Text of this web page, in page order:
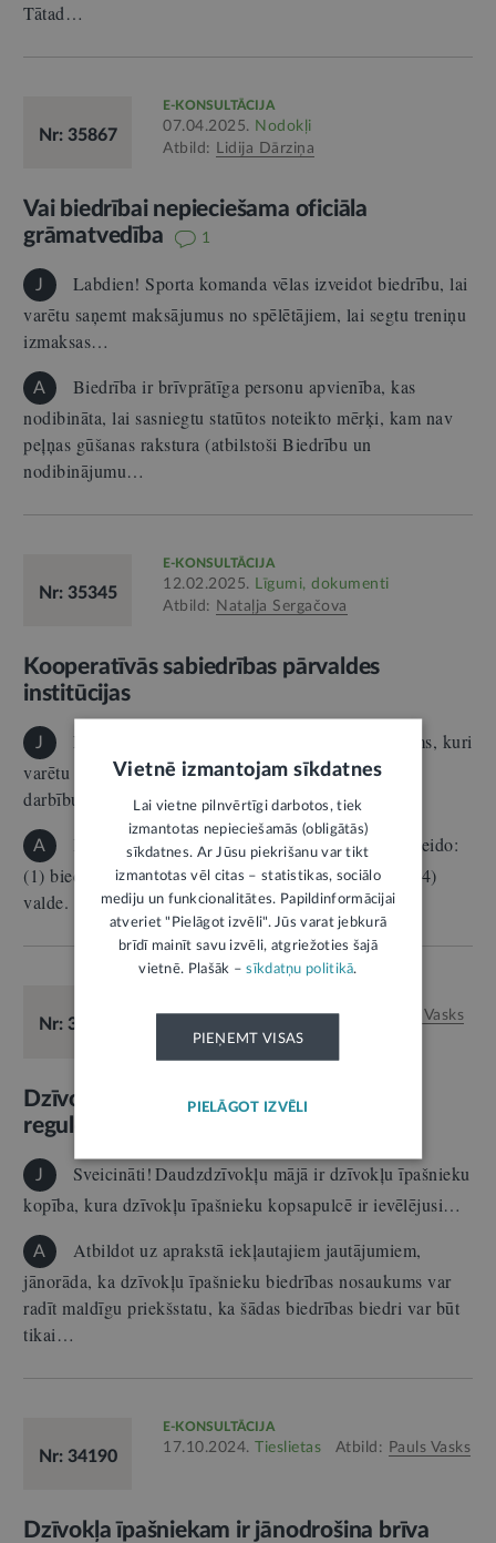
Tātad…
Nr: 35867
E-KONSULTĀCIJA
07.04.2025. Nodokļi
Atbild: Lidija Dārziņa
Vai biedrībai nepieciešama oficiāla
grāmatvedība
1
J
Labdien! Sporta komanda vēlas izveidot biedrību, lai
varētu saņemt maksājumus no spēlētājiem, lai segtu treniņu
izmaksas…
A
Biedrība ir brīvprātīga personu apvienība, kas
nodibināta, lai sasniegtu statūtos noteikto mērķi, kam nav
peļņas gūšanas rakstura (atbilstoši Biedrību un
nodibinājumu…
Nr: 35345
E-KONSULTĀCIJA
12.02.2025. Līgumi, dokumenti
Atbild: Nataļja Sergačova
Kooperatīvās sabiedrības pārvaldes
institūcijas
J
Labdien! Garāžu kooperatīvā ir cilvēku trūkums, kuri
varētu nodrošināt sabiedrības pārvaldes institūcijas
darbību…
A
Kooperatīvajā sabiedrībā pārvaldes struktūru veido:
(1) biedru kopsapulce, (2) revidents, (3) padome un (4)
valde. (1) Attiecībā…
Nr: 34500 26.11.2024.Mājoklis Atbild: Pauls Vasks
Dzīvokļu īpašnieku biedrības tiesiskais
regulējums
J
Sveicināti! Daudzdzīvokļu mājā ir dzīvokļu īpašnieku
kopība, kura dzīvokļu īpašnieku kopsapulcē ir ievēlējusi…
A
Atbildot uz aprakstā iekļautajiem jautājumiem,
jānorāda, ka dzīvokļu īpašnieku biedrības nosaukums var
radīt maldīgu priekšstatu, ka šādas biedrības biedri var būt
tikai…
Nr: 34190
E-KONSULTĀCIJA
17.10.2024. Tieslietas Atbild: Pauls Vasks
Dzīvokļa īpašniekam ir jānodrošina brīva
Vietnē izmantojam sīkdatnes
Lai vietne pilnvērtīgi darbotos, tiek
izmantotas nepieciešamās (obligātās)
sīkdatnes. Ar Jūsu piekrišanu var tikt
izmantotas vēl citas – statistikas, sociālo
mediju un funkcionalitātes. Papildinformācijai
atveriet "Pielāgot izvēli". Jūs varat jebkurā
brīdī mainīt savu izvēli, atgriežoties šajā
vietnē. Plašāk –sīkdatņu politikā.
PIEŅEMT VISAS
PIELĀGOT IZVĒLI